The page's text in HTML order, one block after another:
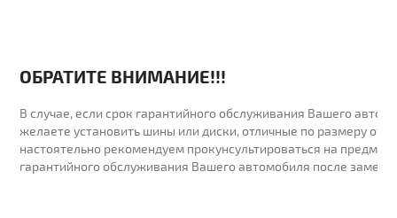
ОБРАТИТЕ ВНИМАНИЕ!!!
В случае, если срок гарантийного обслуживания Вашего
желаете установить шины или диски, отличные по размеру от
настоятельно рекомендуем прокунсультироваться на предмет
гарантийного обслуживания Вашего автомобиля после